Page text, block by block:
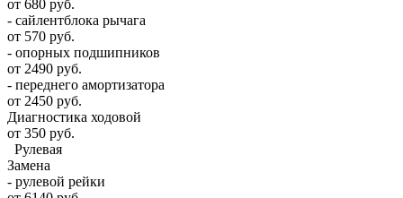
от 680 руб.
- сайлентблока рычага
от 570 руб.
- опорных подшипников
от 2490 руб.
- переднего амортизатора
от 2450 руб.
Диагностика ходовой
от 350 руб.
Рулевая
Замена
- рулевой рейки